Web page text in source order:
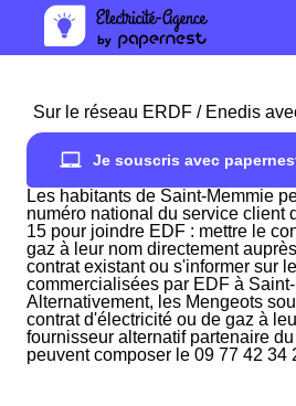
Sur le réseau ERDF / Enedis
Je souscris avec
Les habitants de Saint-Memmie
numéro national du service client
15 pour joindre EDF : mettre le
gaz à leur nom directement
contrat existant ou s'informer sur
commercialisées par EDF à
Alternativement, les Mengeots
contrat d'électricité ou de gaz à
fournisseur alternatif partenaire
peuvent composer le 09 77 42 34